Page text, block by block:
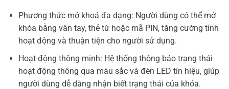
Phương thức mở khoá đa dạng: Người dùng có thể mở
khóa bằng vân tay, thẻ từ hoặc mã PIN, tăng cường tính
hoạt động và thuận tiện cho người sử dụng.
Hoạt động thông minh: Hệ thống thông báo trạng thái
hoạt động thông qua màu sắc và đèn LED tín hiệu, giúp
người dùng dễ dàng nhận biết trạng thái của khóa.